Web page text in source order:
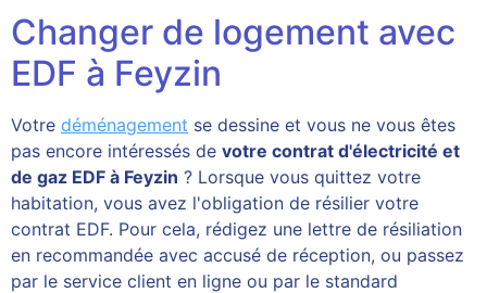
Changer de logement avec
EDF à Feyzin
Votre déménagement se dessine et vous ne vous êtes
pas encore intéressés de votre contrat d'électricité et
de gaz EDF à Feyzin ? Lorsque vous quittez votre
habitation, vous avez l'obligation de résilier votre
contrat EDF. Pour cela, rédigez une lettre de résiliation
en recommandée avec accusé de réception, ou passez
par le service client en ligne ou par le standard